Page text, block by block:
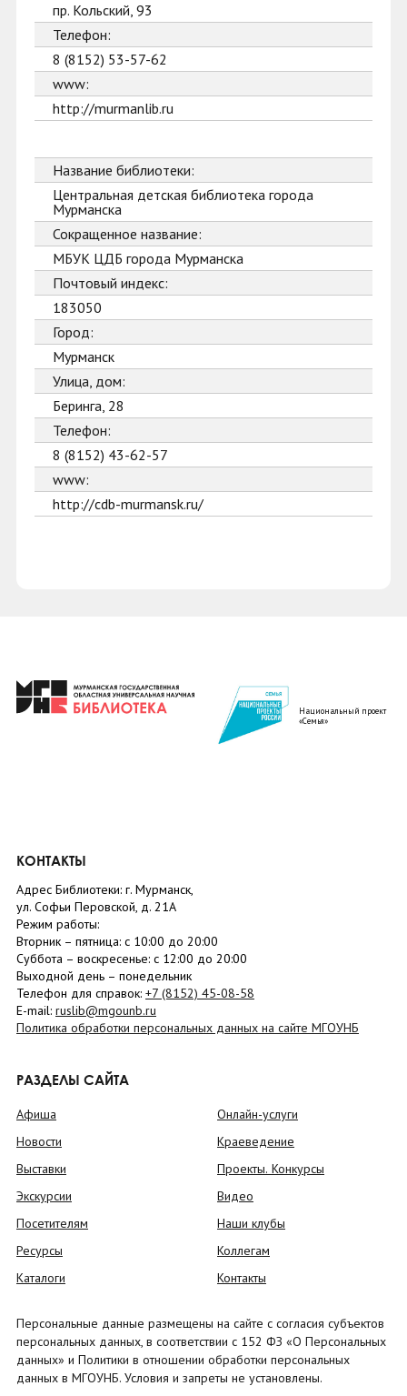
пр. Кольский, 93
Телефон:
8 (8152) 53-57-62
www:
http://murmanlib.ru
Название библиотеки:
Центральная детская библиотека города
Мурманска
Сокращенное название:
МБУК ЦДБ города Мурманска
Почтовый индекс:
183050
Город:
Мурманск
Улица, дом:
Беринга, 28
Телефон:
8 (8152) 43-62-57
www:
http://cdb-murmansk.ru/
Национальный проект
«Семья»
КОНТАКТЫ
Адрес Библиотеки: г. Мурманск,
ул. Софьи Перовской, д. 21А
Режим работы:
Вторник – пятница: с 10:00 до 20:00
Суббота – воскресенье: c 12:00 до 20:00
Выходной день – понедельник
Телефон для справок: +7 (8152) 45-08-58
E-mail: ruslib@mgounb.ru
Политика обработки персональных данных на сайте МГОУНБ
РАЗДЕЛЫ САЙТА
Афиша
Новости
Выставки
Экскурсии
Посетителям
Ресурсы
Каталоги
Онлайн-услуги
Краеведение
Проекты. Конкурсы
Видео
Наши клубы
Коллегам
Контакты
Персональные данные размещены на сайте с согласия субъектов
персональных данных, в соответствии с 152 ФЗ «О Персональных
данных» и Политики в отношении обработки персональных
данных в МГОУНБ. Условия и запреты не установлены.